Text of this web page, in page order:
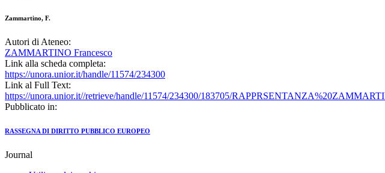
Zammartino, F.
Autori di Ateneo:
ZAMMARTINO Francesco
Link alla scheda completa:
https://unora.unior.it/handle/11574/234300
Link al Full Text:
https://unora.unior.it//retrieve/handle/11574/234300/183705/
Pubblicato in:
RASSEGNA DI DIRITTO PUBBLICO EUROPEO
Journal